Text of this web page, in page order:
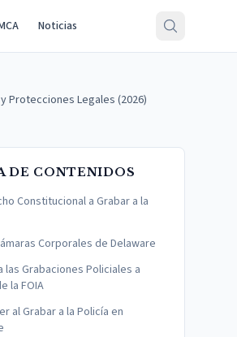
Noticias
Protecciones Legales (2026)
DE CONTENIDOS
Constitucional a Grabar a la
Corporales de Delaware
las Grabaciones Policiales a
la FOIA
al Grabar a la Policía en